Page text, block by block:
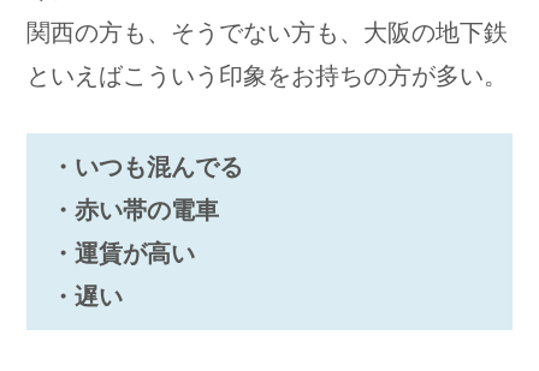
関西の方も、そうでない方も、大阪の地下鉄
といえばこういう印象をお持ちの方が多い。
・いつも混んでる
・赤い帯の電車
・運賃が高い
・遅い